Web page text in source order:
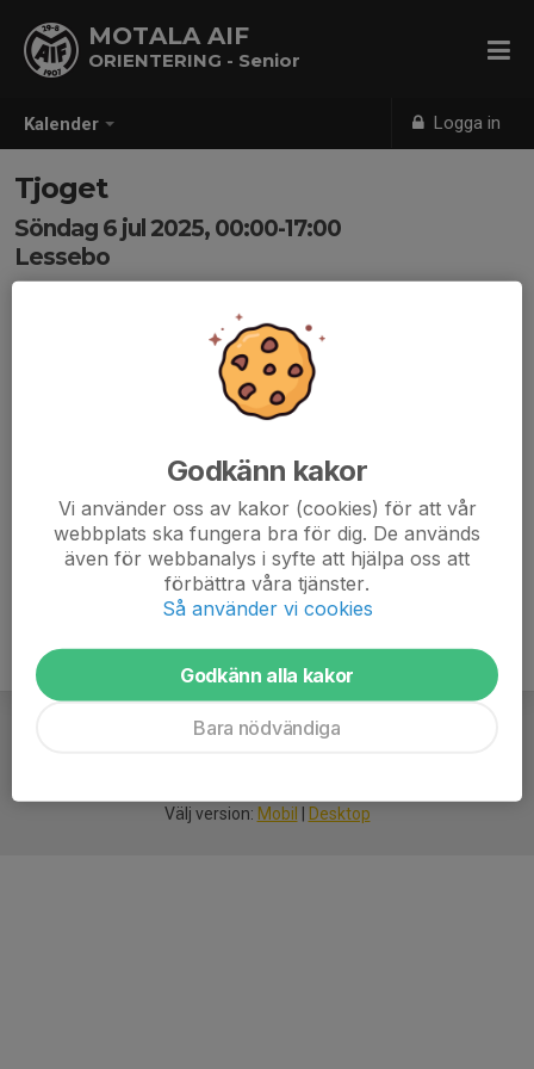
Kalender Logga in
MOTALA AIF
ORIENTERING - Senior
Tjoget
Söndag 6 jul 2025, 00:00-17:00
Lessebo
Välj version: Mobil Desktop
Godkänn kakor
Vi använder oss av kakor (cookies) för att vår
webbplats ska fungera bra för dig. De används
även för webbanalys i syfte att hjälpa oss att
förbättra våra tjänster.
Så använder vi cookies
Godkänn alla kakor
Bara nödvändiga